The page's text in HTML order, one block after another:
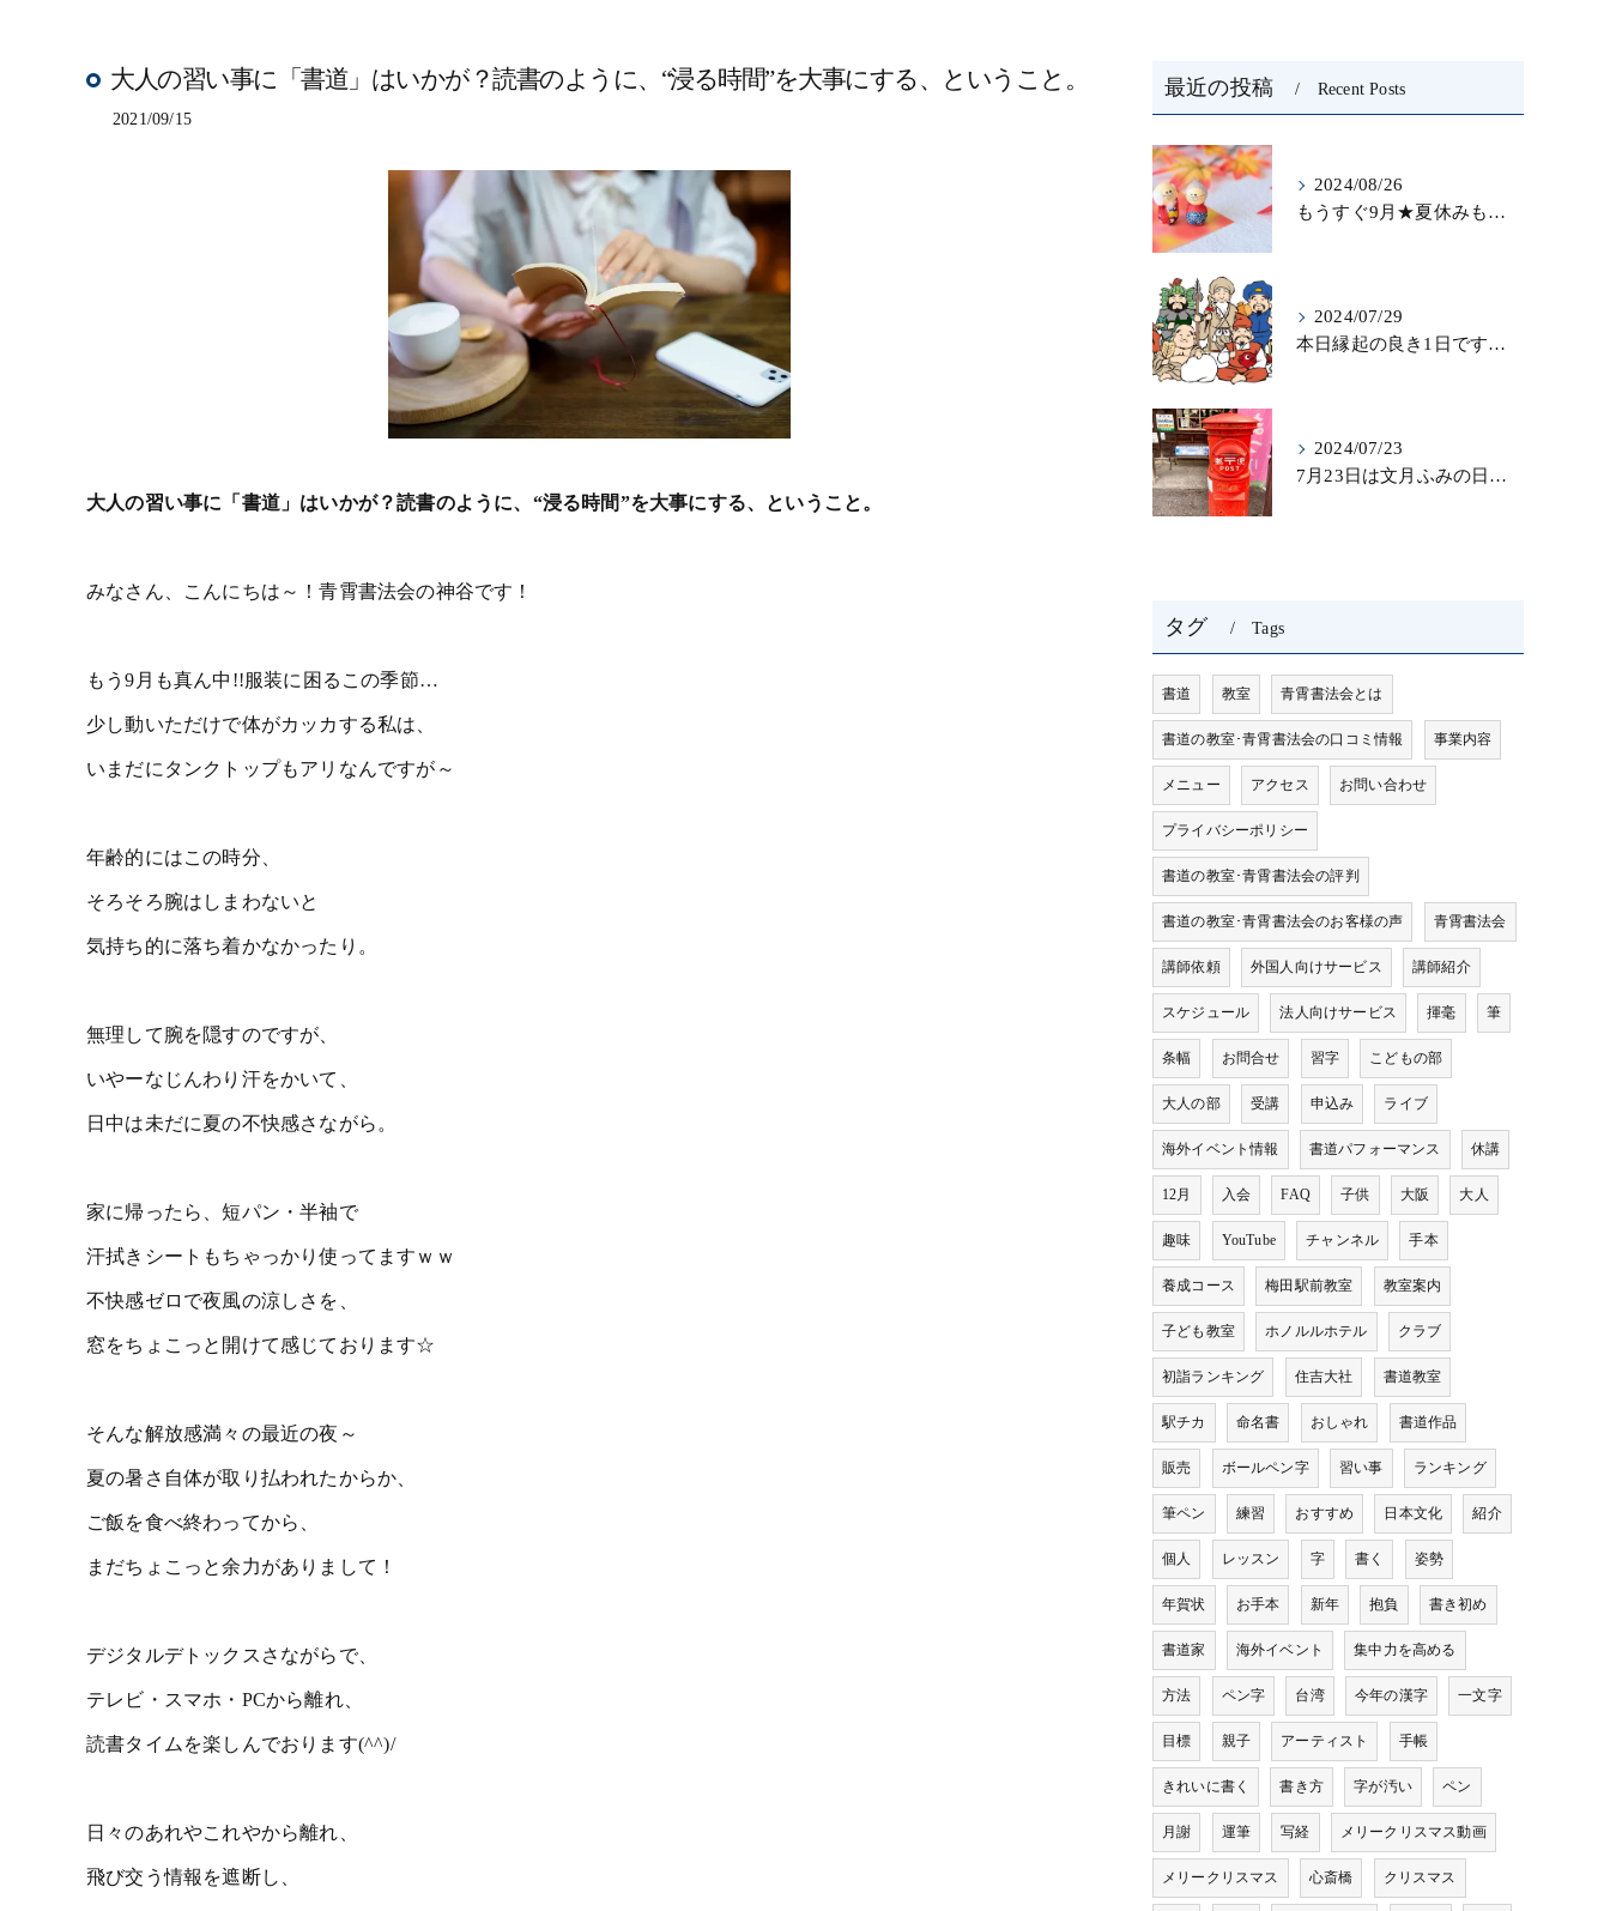
大人の習い事に「書道」はいかが？読書のように、“浸る時間”を大事にする、ということ。
2021/09/15
大人の習い事に「書道」はいかが？読書のように、“浸る時間”を大事にする、ということ。
みなさん、こんにちは～！青霄書法会の神谷です！
もう9月も真ん中!!服装に困るこの季節…
少し動いただけで体がカッカする私は、
いまだにタンクトップもアリなんですが～
年齢的にはこの時分、
そろそろ腕はしまわないと
気持ち的に落ち着かなかったり。
無理して腕を隠すのですが、
いやーなじんわり汗をかいて、
日中は未だに夏の不快感さながら。
家に帰ったら、短パン・半袖で
汗拭きシートもちゃっかり使ってますｗｗ
不快感ゼロで夜風の涼しさを、
窓をちょこっと開けて感じております☆
そんな解放感満々の最近の夜～
夏の暑さ自体が取り払われたからか、
ご飯を食べ終わってから、
まだちょこっと余力がありまして！
デジタルデトックスさながらで、
テレビ・スマホ・PCから離れ、
読書タイムを楽しんでおります(^^)/
日々のあれやこれやから離れ、
飛び交う情報を遮断し、
最近の投稿 Recent Posts
2024/08/26
もうすぐ9月★夏休みも終わりを迎え…秋になったら新しいことを始めよう♪大人の趣味に書道なら青霄書法会へ！
2024/07/29
本日縁起の良き1日ですね！縁起を担いで、新しいことをはじめる♪大人の趣味に書道なら「青霄書法会」
2024/07/23
7月23日は文月ふみの日！！お手紙を書く習慣を…★書道のお稽古なら大阪の書道教室「青霄書法会」
タグ Tags
書道 教室 青霄書法会とは
書道の教室･青霄書法会の口コミ情報 事業内容
メニュー アクセス お問い合わせ
プライバシーポリシー
書道の教室･青霄書法会の評判
書道の教室･青霄書法会のお客様の声 青霄書法会
講師依頼 外国人向けサービス 講師紹介
スケジュール 法人向けサービス 揮毫 筆
条幅 お問合せ 習字 こどもの部
大人の部 受講 申込み ライブ
海外イベント情報 書道パフォーマンス 休講
12月 入会 FAQ 子供 大阪 大人
趣味 YouTube チャンネル 手本
養成コース 梅田駅前教室 教室案内
子ども教室 ホノルルホテル クラブ
初詣ランキング 住吉大社 書道教室
駅チカ 命名書 おしゃれ 書道作品
販売 ボールペン字 習い事 ランキング
筆ペン 練習 おすすめ 日本文化 紹介
個人 レッスン 字 書く 姿勢
年賀状 お手本 新年 抱負 書き初め
書道家 海外イベント 集中力を高める
方法 ペン字 台湾 今年の漢字 一文字
目標 親子 アーティスト 手帳
きれいに書く 書き方 字が汚い ペン
月謝 運筆 写経 メリークリスマス動画
メリークリスマス 心斎橋 クリスマス